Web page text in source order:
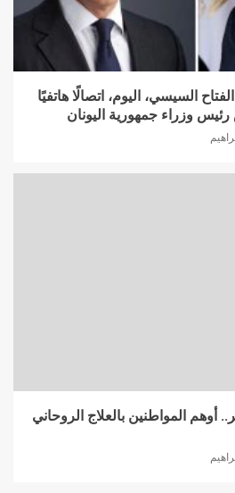
السيسي، اليوم، اتصالًا هاتفيًا
وزراء جمهورية اليونان
أوهم المواطنين بالعلاج الروحاني